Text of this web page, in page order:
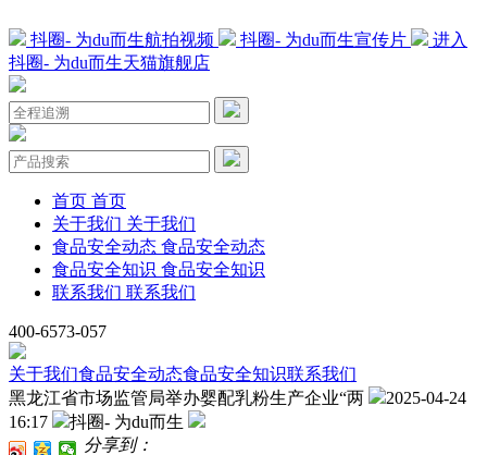
抖圈- 为du而生航拍视频 抖圈- 为du而生宣传片
进入
抖圈- 为du而生天猫旗舰店
首页 首页
关于我们 关于我们
食品安全动态 食品安全动态
食品安全知识 食品安全知识
联系我们 联系我们
400-6573-057
关于我们食品安全动态食品安全知识联系我们
黑龙江省市场监管局举办婴配乳粉生产企业“两
2025-04-24
16:17
抖圈- 为du而生
分享到：